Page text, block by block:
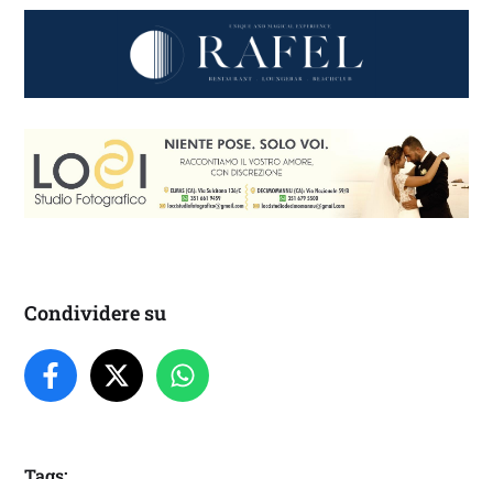
Condividere su